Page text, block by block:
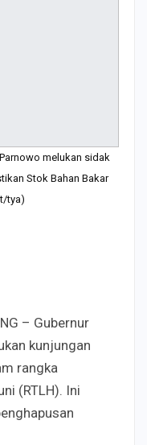
melukan sidak
Stok Bahan Bakar
tya)
– Gubernur
kunjungan
rangka
(RTLH). Ini